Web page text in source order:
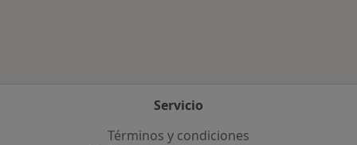
Servicio
Términos y condiciones